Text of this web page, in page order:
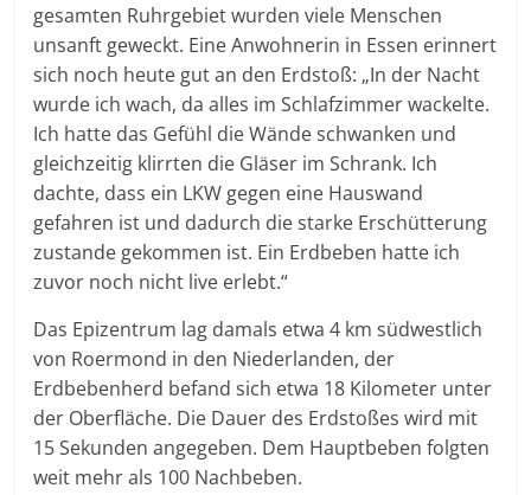
gesamten Ruhrgebiet wurden viele Menschen
unsanft geweckt. Eine Anwohnerin in Essen erinnert
sich noch heute gut an den Erdstoß: „In der Nacht
wurde ich wach, da alles im Schlafzimmer wackelte.
Ich hatte das Gefühl die Wände schwanken und
gleichzeitig klirrten die Gläser im Schrank. Ich
dachte, dass ein LKW gegen eine Hauswand
gefahren ist und dadurch die starke Erschütterung
zustande gekommen ist. Ein Erdbeben hatte ich
zuvor noch nicht live erlebt.“
Das Epizentrum lag damals etwa 4 km südwestlich
von Roermond in den Niederlanden, der
Erdbebenherd befand sich etwa 18 Kilometer unter
der Oberfläche. Die Dauer des Erdstoßes wird mit
15 Sekunden angegeben. Dem Hauptbeben folgten
weit mehr als 100 Nachbeben.